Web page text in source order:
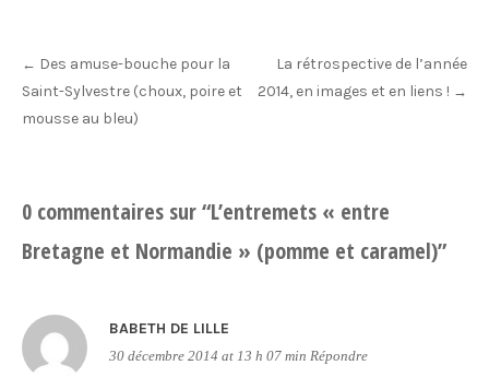
Post
navigation
← Des amuse-bouche pour la
Saint-Sylvestre (choux, poire et
mousse au bleu)
La rétrospective de l’année
2014, en images et en liens ! →
0 commentaires sur “L’entremets « entre
Bretagne et Normandie » (pomme et caramel)”
BABETH DE LILLE
30 décembre 2014 at 13 h 07 min Répondre